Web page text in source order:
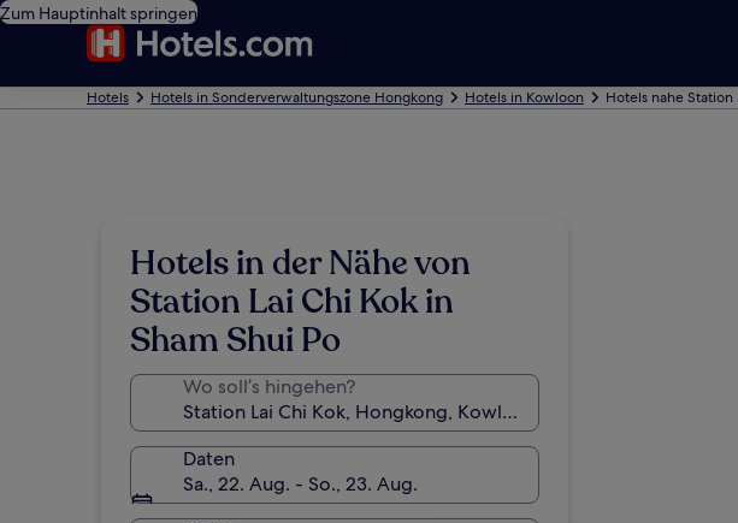
Zum Hauptinhalt springen
Hotels Hotels in Sonderverwaltungszone Hongkong Hotels in Kowloon Hotels nahe Station
Hotels in der Nähe von
Station Lai Chi Kok in
Sham Shui Po
Wo soll’s hingehen?
Daten
Sa., 22. Aug. - So., 23. Aug.